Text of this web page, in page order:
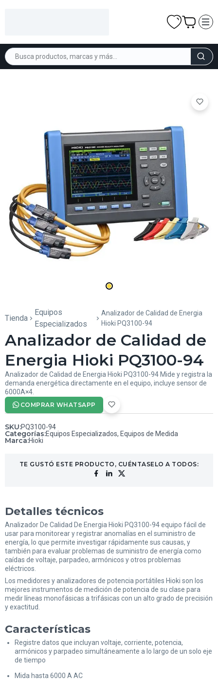
Tienda
Equipos
Especializados
Analizador de Calidad de Energia
Hioki PQ3100-94
Analizador de Calidad de
Energia Hioki PQ3100-94
Analizador de Calidad de Energia Hioki PQ3100-94 Mide y registra la
demanda energética directamente en el equipo, incluye sensor de
6000A×4.
COMPRAR WHATSAPP
SKU:PQ3100-94
Categorías:Equipos Especializados, Equipos de Medida
Marca:Hioki
TE GUSTÓ ESTE PRODUCTO, CUÉNTASELO A TODOS:
Detalles técnicos
Analizador De Calidad De Energia Hioki PQ3100-94 equipo fácil de
usar para monitorear y registrar anomalías en el suministro de
energía, lo que permite investigar rápidamente sus causas, y
también para evaluar problemas de suministro de energía como
caídas de voltaje, parpadeo, armónicos y otros problemas
eléctricos.
Los medidores y analizadores de potencia portátiles Hioki son los
mejores instrumentos de medición de potencia de su clase para
medir líneas monofásicas a trifásicas con un alto grado de precisión
y exactitud.
Características
Registre datos que incluyan voltaje, corriente, potencia,
armónicos y parpadeo simultáneamente a lo largo de un solo eje
de tiempo
Mida hasta 6000 A AC